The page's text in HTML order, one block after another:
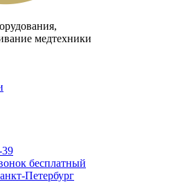
медтехники
39
бесплатный
Петербург